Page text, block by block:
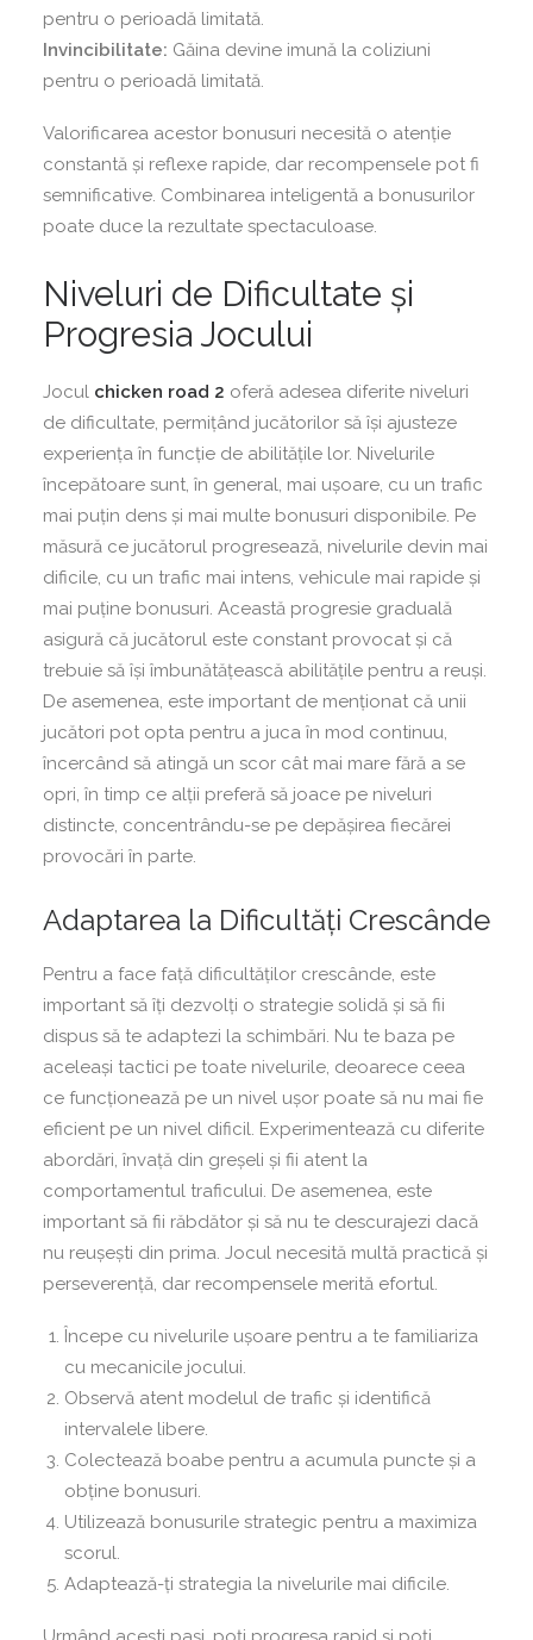
pentru o perioadă limitată.
Invincibilitate: Găina devine imună la coliziuni
pentru o perioadă limitată.
Valorificarea acestor bonusuri necesită o atenție
constantă și reflexe rapide, dar recompensele pot fi
semnificative. Combinarea inteligentă a bonusurilor
poate duce la rezultate spectaculoase.
Niveluri de Dificultate și
Progresia Jocului
Jocul chicken road 2 oferă adesea diferite niveluri
de dificultate, permițând jucătorilor să își ajusteze
experiența în funcție de abilitățile lor. Nivelurile
începătoare sunt, în general, mai ușoare, cu un trafic
mai puțin dens și mai multe bonusuri disponibile. Pe
măsură ce jucătorul progresează, nivelurile devin mai
dificile, cu un trafic mai intens, vehicule mai rapide și
mai puține bonusuri. Această progresie graduală
asigură că jucătorul este constant provocat și că
trebuie să își îmbunătățească abilitățile pentru a reuși.
De asemenea, este important de menționat că unii
jucători pot opta pentru a juca în mod continuu,
încercând să atingă un scor cât mai mare fără a se
opri, în timp ce alții preferă să joace pe niveluri
distincte, concentrându-se pe depășirea fiecărei
provocări în parte.
Adaptarea la Dificultăți Crescânde
Pentru a face față dificultăților crescânde, este
important să îți dezvolți o strategie solidă și să fii
dispus să te adaptezi la schimbări. Nu te baza pe
aceleași tactici pe toate nivelurile, deoarece ceea
ce funcționează pe un nivel ușor poate să nu mai fie
eficient pe un nivel dificil. Experimentează cu diferite
abordări, învață din greșeli și fii atent la
comportamentul traficului. De asemenea, este
important să fii răbdător și să nu te descurajezi dacă
nu reușești din prima. Jocul necesită multă practică și
perseverență, dar recompensele merită efortul.
Începe cu nivelurile ușoare pentru a te familiariza
cu mecanicile jocului.
Observă atent modelul de trafic și identifică
intervalele libere.
Colectează boabe pentru a acumula puncte și a
obține bonusuri.
Utilizează bonusurile strategic pentru a maximiza
scorul.
Adaptează-ți strategia la nivelurile mai dificile.